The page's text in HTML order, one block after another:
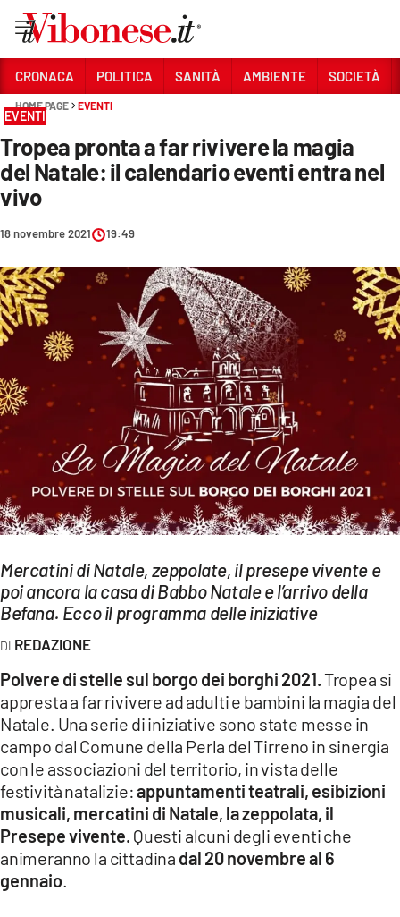
Sezioni
CRONACA
POLITICA
SOCIETÀ
CULTURA
ECONOMIA E LAVORO
EVENTI
SPORT
Streaming
LAC TV
LAC NETWORK
LAC ONAIR
Network
LACPLAY.IT
LACTV.IT
LACONAIR.IT
LACITYMAG.IT
ILREGGINO.IT
CRONACA POLITICA SANITÀ AMBIENTE SOCIETÀ
HOME PAGE EVENTI
EVENTI
Tropea pronta a far rivivere la magia
del Natale: il calendario eventi entra nel
vivo
18 novembre 2021 19:49
Mercatini di Natale, zeppolate, il presepe vivente e
poi ancora la casa di Babbo Natale e l’arrivo della
Befana. Ecco il programma delle iniziative
REDAZIONE
Polvere di stelle sul borgo dei borghi 2021.Tropea si
appresta a far rivivere ad adulti e bambini la magia del
Natale. Una serie di iniziative sono state messe in
campo dal Comune della Perla del Tirreno in sinergia
con le associazioni del territorio, in vista delle
festività natalizie:appuntamenti teatrali, esibizioni
musicali, mercatini di Natale, la zeppolata, il
Presepe vivente. Questi alcuni degli eventi che
animeranno la cittadina dal 20 novembre al 6
gennaio